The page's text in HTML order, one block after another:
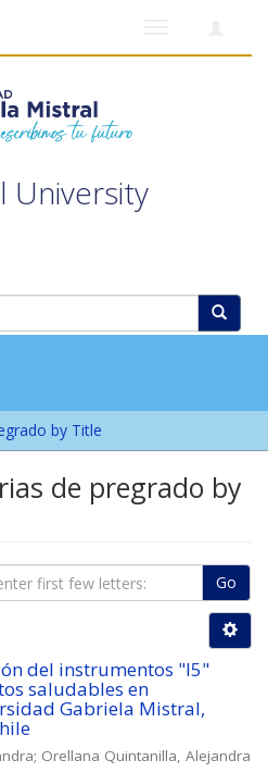
University
by Title
de pregrado by
Go
del instrumentos "I5"
saludables en
Gabriela Mistral,
; Orellana Quintanilla, Alejandra